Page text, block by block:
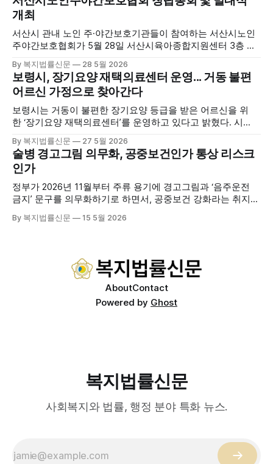
를 선보이며 관광객과 군민의 발길을 끌고 있다. 센터는 염지
하수, 피트 등 태안의 청정 해양자원을 활용해 몸과 마음의 회
복을 돕는 다양한 프로그램을 운영하고
개최
서산시 관내 노인 주·야간보호기관들이 참여하는 서산시노인
주야간보호협회가 5월 28일 서산시육아종합지원센터 3층 공
행사에는 서산시 관내 주·야간보호기관 관계자와 종사자, 유관
기관 내빈 등 약 100여명이 참석했으며, 서산시청 관계자, 서
산시노인복지시설협회, 서산시재가복지협회, 서산시사회복지
사협회 등 지역 노인복지 관련 기관 관계자들이 함께해 협회
출범을 축하했다. 서산시노인주야간보호협회는 서산시 소재
By 복지법률신문 28 5월 2026
보령시, 장기요양 재택의료센터 운영... 거동 불편
어르신 가정으로 찾아간다
보령시는 거동이 불편한 장기요양 등급을 받은 어르신을 위
한 ‘장기요양 재택의료센터’를 운영하고 있다고 밝혔다. 시
고 본격적인 서비스 제공에 나서고 있다. 재택의료센터
는 (한)의사가 거동 불편으로 의료기관 이용이 어렵다고 판단
한 장기요양 등급자를 대상으로, (한)의사·간호사·사회복지사
로 구성된 다학제 팀이 직접 가정을 방문해 건강관리서비스
를 제공하는
By 복지법률신문 27 5월 2026
술병 경고그림 의무화, 공중보건인가 통상 리스크
인가
정부가 2026년 11월부터 주류 용기에 경고그림과 ‘음주운전
금지’ 문구를 의무화하기로 하면서, 공중보건 강화라는 취지와
도는 국제 통상 규범, 영세업체 부담, 소비자 선택권 등 다양한
By 복지법률신문 15 5월 2026
AboutContact
Powered by Ghost
복지법률신문
사회복지와 법률, 행정 분야 특화 뉴스.